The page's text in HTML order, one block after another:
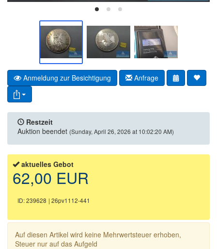
Anmeldung zur Besichtigung Anfrage
Restzeit
Auktion beendet (Sunday, April 26, 2026 at 10:02:20 AM)
aktuelles Gebot
62,00 EUR
ID: 239628 | 26pv1112-441
Auf diesen Artikel wird keine Mehrwertsteuer erhoben,
Steuer nur auf das Aufgeld